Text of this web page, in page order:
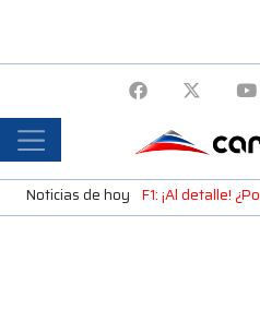
Noticias de hoy F1: ¡Al detalle!